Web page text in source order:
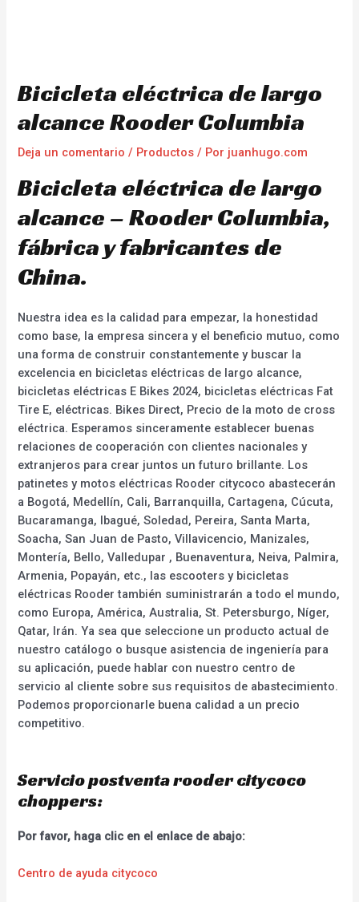
Bicicleta eléctrica de largo
alcance Rooder Columbia
Deja un comentario / Productos / Por juanhugo.com
Bicicleta eléctrica de largo
alcance – Rooder Columbia,
fábrica y fabricantes de
China.
Nuestra idea es la calidad para empezar, la honestidad
como base, la empresa sincera y el beneficio mutuo, como
una forma de construir constantemente y buscar la
excelencia en bicicletas eléctricas de largo alcance,
bicicletas eléctricas E Bikes 2024, bicicletas eléctricas Fat
Tire E, eléctricas. Bikes Direct, Precio de la moto de cross
eléctrica. Esperamos sinceramente establecer buenas
relaciones de cooperación con clientes nacionales y
extranjeros para crear juntos un futuro brillante. Los
patinetes y motos eléctricas Rooder citycoco abastecerán
a Bogotá, Medellín, Cali, Barranquilla, Cartagena, Cúcuta,
Bucaramanga, Ibagué, Soledad, Pereira, Santa Marta,
Soacha, San Juan de Pasto, Villavicencio, Manizales,
Montería, Bello, Valledupar , Buenaventura, Neiva, Palmira,
Armenia, Popayán, etc., las escooters y bicicletas
eléctricas Rooder también suministrarán a todo el mundo,
como Europa, América, Australia, St. Petersburgo, Níger,
Qatar, Irán. Ya sea que seleccione un producto actual de
nuestro catálogo o busque asistencia de ingeniería para
su aplicación, puede hablar con nuestro centro de
servicio al cliente sobre sus requisitos de abastecimiento.
Podemos proporcionarle buena calidad a un precio
competitivo.
Servicio postventa rooder citycoco
choppers:
Por favor, haga clic en el enlace de abajo:
Centro de ayuda citycoco